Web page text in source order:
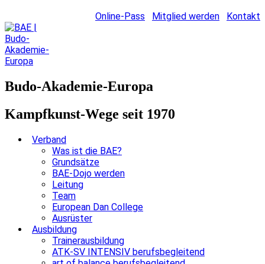
Online-Pass Mitglied werden Kontakt
Budo-Akademie-Europa
Kampfkunst-Wege seit 1970
Verband
Was ist die BAE?
Grundsätze
BAE-Dojo werden
Leitung
Team
European Dan College
Ausrüster
Ausbildung
Trainerausbildung
ATK-SV INTENSIV berufsbegleitend